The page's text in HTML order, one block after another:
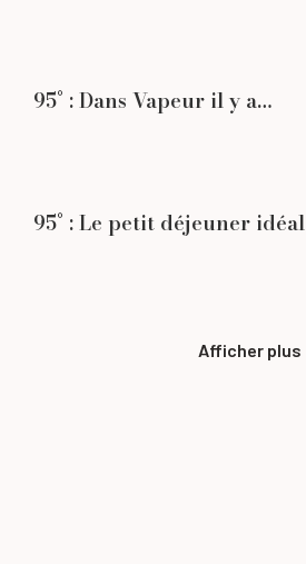
95° : Dans Vapeur il y a…
95° : Le petit déjeuner idéal
Afficher plus